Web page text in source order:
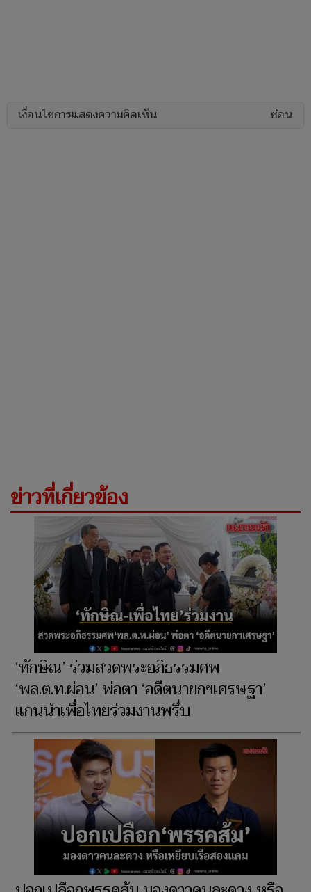
เงื่อนไขการแสดงความคิดเห็น ซ่อน
ข่าวที่เกี่ยวข้อง
‘ทักษิณ’ ร่วมสวดพระอภิธรรมศพ
‘พล.ต.ท.ผ่อน’ พ่อตา ‘อดีตนายกฯเศรษฐา’
แกนนำเพื่อไทยร่วมงานพรึ่บ